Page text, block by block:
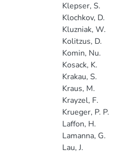
Klepser, S.
Klochkov, D.
Kluzniak, W.
Kolitzus, D.
Komin, Nu.
Kosack, K.
Krakau, S.
Kraus, M.
Krayzel, F.
Krueger, P. P.
Laffon, H.
Lamanna, G.
Lau, J.